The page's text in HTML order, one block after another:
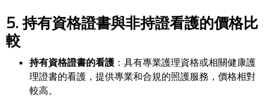
5. 持有資格證書與非持證看護的價格比
較
持有資格證書的看護 ：具有專業護理資格或相關健康護
理證書的看護，提供專業和合規的照護服務，價格相對
較高。